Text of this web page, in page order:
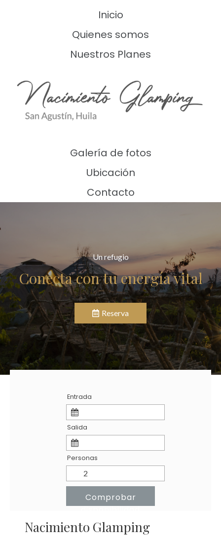
Inicio
Quienes somos
Nuestros Planes
Galería de fotos
Ubicación
Contacto
Un refugio
Conecta con tu energía vital
Reserva
Entrada
Salida
Personas
Comprobar
disponibilidad
Nacimiento Glamping